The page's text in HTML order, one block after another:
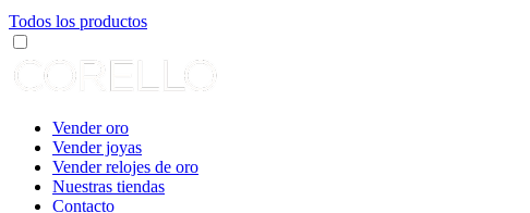
Todos los productos
Vender oro
Vender joyas
Vender relojes de oro
Nuestras tiendas
Contacto